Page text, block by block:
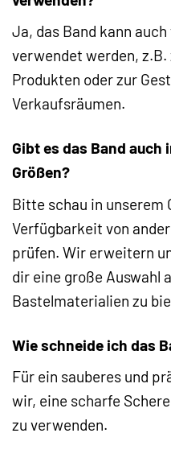
Ja, das Band kann
verwendet werden,
Produkten oder zur
Verkaufsräumen.
Gibt es das Band auch
Größen?
Bitte schau in unserem
Verfügbarkeit von
prüfen. Wir erweitern
dir eine große Auswahl
Bastelmaterialien zu
Wie schneide ich das
Für ein sauberes und
wir, eine scharfe
zu verwenden.